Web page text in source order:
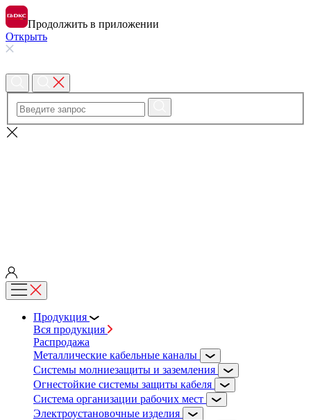
Продолжить в приложении
Открыть
Продукция
Вся продукция
Распродажа
Металлические кабельные каналы
Системы молниезащиты и заземления
Огнестойкие системы защиты кабеля
Система организации рабочих мест
Электроустановочные изделия